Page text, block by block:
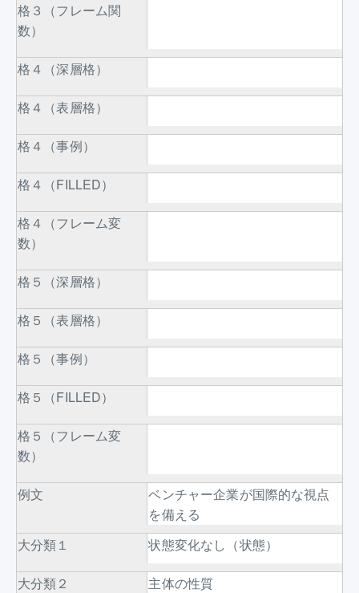
格３（フレーム関
数）
格４（深層格）
格４（表層格）
格４（事例）
格４（FILLED）
格４（フレーム変
数）
格５（深層格）
格５（表層格）
格５（事例）
格５（FILLED）
格５（フレーム変
数）
例文
ベンチャー企業が国際的な視点
を備える
大分類１
状態変化なし（状態）
大分類２ 主体の性質